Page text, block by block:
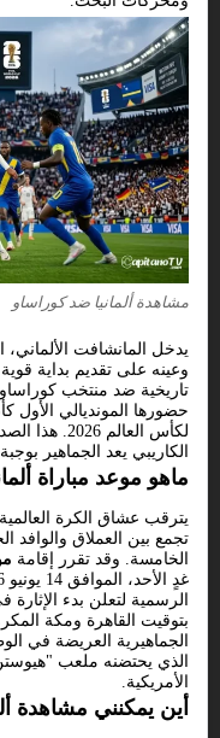
مشاهدة ألمانيا ضد كوراساو
يدخل المانشافت الألماني،
وعينه على تقديم بداية
تاريخية ضد منتخب
حضورها المونديالي الأول
لكأس العالم
الكاريبي يعد الجماهير
ماهو موعد مباراة
يترقب عشاق الكرة العالمية
تجمع بين العملاق
الخامسة. وقد تقرر إقامة
بتوقيت القاهرة ومكة
الجماهيرية العريضة في
الذي يحتضنه ملعب
الأمريكية.
أين يمكنني مشاهدة